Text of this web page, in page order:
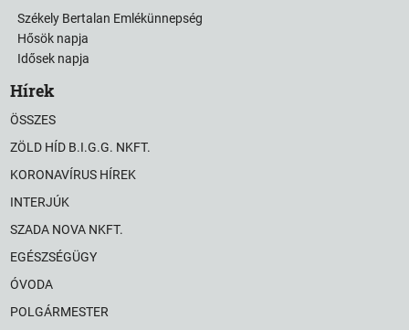
Székely Bertalan Emlékünnepség
Hősök napja
Idősek napja
Hírek
ÖSSZES
ZÖLD HÍD B.I.G.G. NKFT.
KORONAVÍRUS HÍREK
INTERJÚK
SZADA NOVA NKFT.
EGÉSZSÉGÜGY
ÓVODA
POLGÁRMESTER